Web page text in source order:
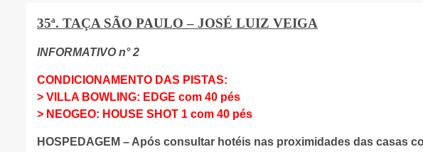
35ª. TAÇA SÃO PAULO – JOSÉ LUIZ VEIGA
INFORMATIVO n° 2
CONDICIONAMENTO DAS PISTAS:
> VILLA BOWLING: EDGE com 40 pés
> NEOGEO: HOUSE SHOT 1 com 40 pés
HOSPEDAGEM – Após consultar hotéis nas proximidades das casas